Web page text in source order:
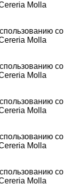
Molla
со
Molla
со
Molla
со
Molla
со
Molla
со
Molla